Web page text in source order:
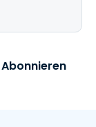
Abonnieren